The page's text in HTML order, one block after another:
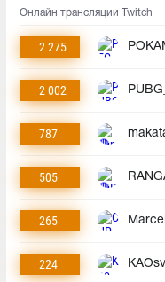
Онлайн трансляции Twitch
2 275
2 002
787
505
265
224